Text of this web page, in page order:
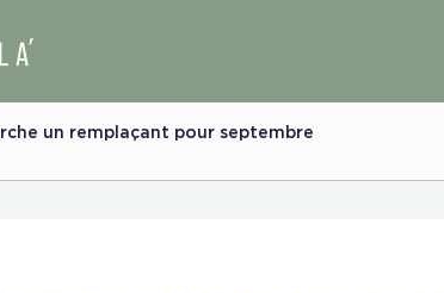
un remplaçant pour septembre